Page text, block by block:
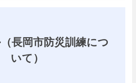
長岡市防災訓練につ
いて）